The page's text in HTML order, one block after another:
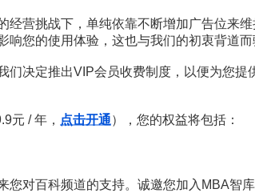
织世界地质公园
四季及2019年初推出市面 流通，而其余的100港
经营挑战下，单纯依靠不断增加广告位来
响您的使用体验，这也与我们的初衷背道而
们决定推出VIP会员收费制度，以便为您提
元 / 年， 点击开通），您的权益将包括：
您对百科频道的支持。诚邀您加入MBA智